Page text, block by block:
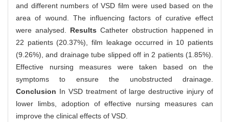
and different numbers of VSD film were used based on the
area of wound. The influencing factors of curative effect
were analysed. Results Catheter obstruction happened in
22 patients (20.37%), film leakage occurred in 10 patients
(9.26%), and drainage tube slipped off in 2 patients (1.85%).
Effective nursing measures were taken based on the
symptoms to ensure the unobstructed drainage.
Conclusion In VSD treatment of large destructive injury of
lower limbs, adoption of effective nursing measures can
improve the clinical effects of VSD.